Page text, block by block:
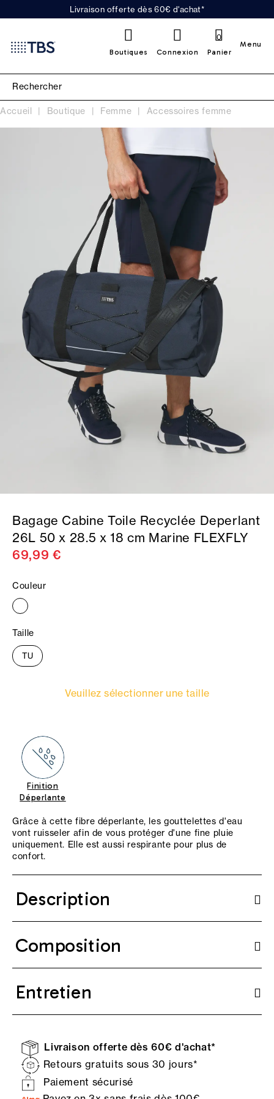
Livraison offerte dès 60€ d'achat*
Boutiques Connexion Panier
0
Menu
Accueil Boutique Femme Accessoires femme
Bagage Cabine Toile Recyclée Deperlant
26L 50 x 28.5 x 18 cm Marine FLEXFLY
69,99 €
Couleur
Taille
TU
Veuillez sélectionner une taille
Finition
Déperlante
Grâce à cette fibre déperlante, les gouttelettes d'eau
vont ruisseler afin de vous protéger d'une fine pluie
uniquement. Elle est aussi respirante pour plus de
confort.
Description
Composition
Entretien
Livraison offerte dès 60€ d'achat*
Retours gratuits sous 30 jours*
Paiement sécurisé